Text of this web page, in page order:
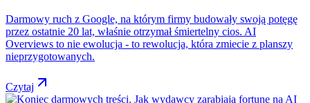
Darmowy ruch z Google, na którym firmy budowały swoją potęgę
przez ostatnie 20 lat, właśnie otrzymał śmiertelny cios. AI
Overviews to nie ewolucja - to rewolucja, która zmiecie z planszy
nieprzygotowanych.
Czytaj